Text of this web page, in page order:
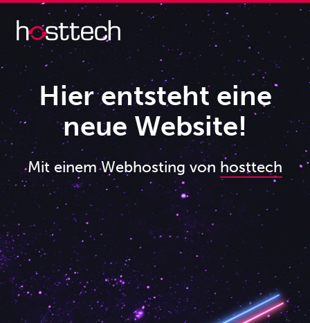
Hier entsteht eine
neue Website!
Mit einem Webhosting von hosttech